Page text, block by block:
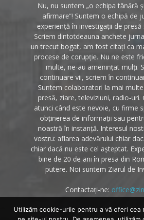
Nu, nu suntem „o echipa tânără
afirmare”! Suntem o echipă de
experiență în investigații de presă
Scriem dintotdeauna anchete
un trecut bogat, am fost citați ca
procese de corupție. Nu ne este
multe, ne-au amenințat mulți.
continuare vii, scriem în
Suntem colaboratori la mai
presă, ziare, televiziuni, radio-uri.
atunci când este nevoie, cu firme
obținerea de informații sau
noastră în instanță. Interesul
vostru: aflarea adevărului chiar
chiar dacă nu este cel așteptat.
bine de 20 de ani în presa din
putere. Noi suntem Ziarul de
Contactați-ne:
Utilizăm cookie-urile pentru a vă oferi cea